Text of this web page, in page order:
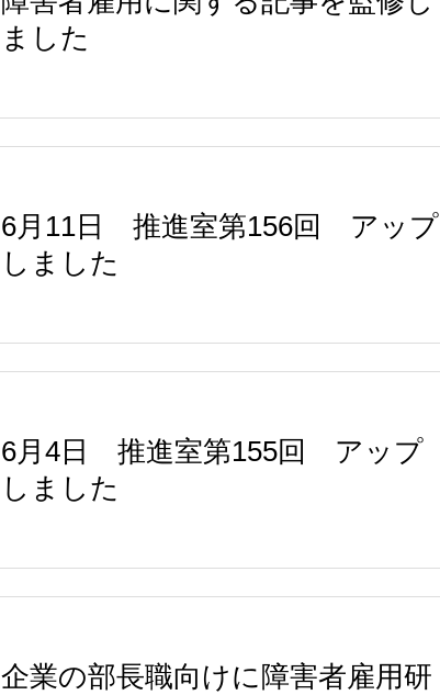
ました
6月11日 推進室第156回 アップ
しました
6月4日 推進室第155回 アップ
しました
企業の部長職向けに障害者雇用研